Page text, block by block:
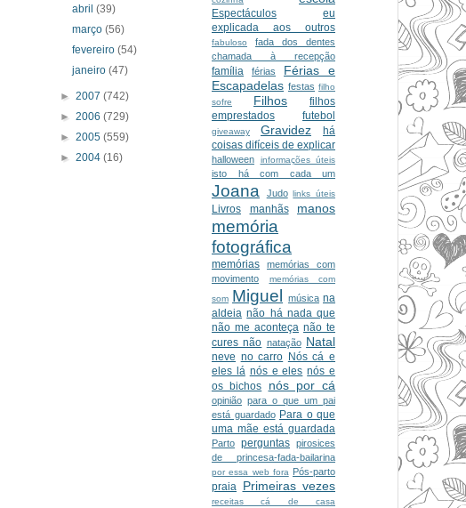
abril(39)
março(56)
fevereiro(54)
janeiro(47)
► 2007 (742)
► 2006 (729)
► 2005 (559)
► 2004 (16)
Espectáculos
eu
explicada aos outros
fabuloso
fada dos dentes
chamada à recepção
família férias
Férias e
Escapadelas festas filho
sofre
Filhos
filhos
emprestados
futebol
giveaway Gravidez
há
coisas difíceis de explicar
halloween informações úteis
isto há com cada um
Joana Judo links úteis
Livros manhãs manos
memória
fotográfica
memórias
memórias com
movimento
memórias com
som Miguel música na
aldeia não há nada que
não me aconteça não te
cures não natação Natal
neve no carro Nós cá e
eles lá nós e eles nós e
os bichos
nós por cá
opinião para o que um pai
está guardado Para o que
uma mãe está guardada
Parto perguntas pirosices
de princesa-fada-bailarina
por essa web fora Pós-parto
praia Primeiras vezes
receitas cá de casa